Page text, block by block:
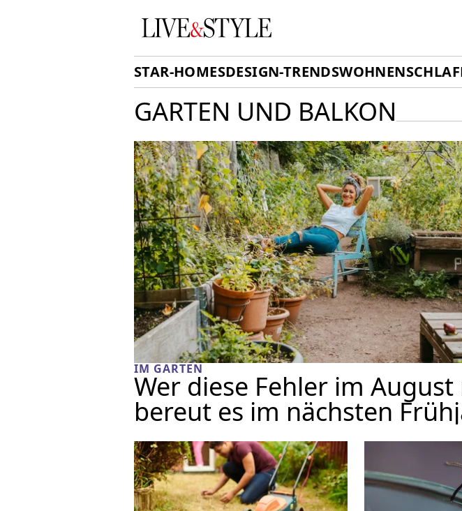
STAR-HOMESDESIGN-TRENDSWOHNEN
GARTEN UND BALKON
IM GARTEN
Wer diese Fehler im
bereut es im nächsten